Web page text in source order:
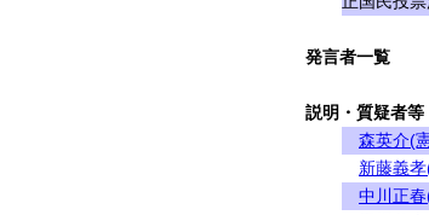
発言者一覧
説明・質疑者等
森英介(
新藤義
中川正